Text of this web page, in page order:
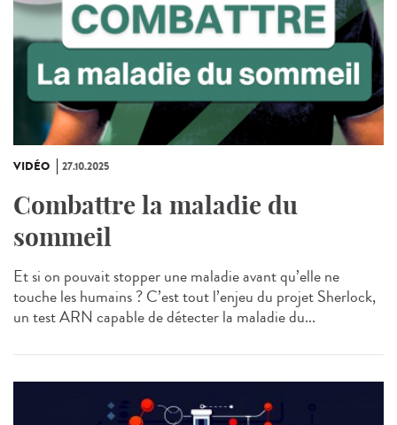
VIDÉO 27.10.2025
Combattre la maladie du
sommeil
Et si on pouvait stopper une maladie avant qu’elle ne
touche les humains ? C’est tout l’enjeu du projet Sherlock,
un test ARN capable de détecter la maladie du...